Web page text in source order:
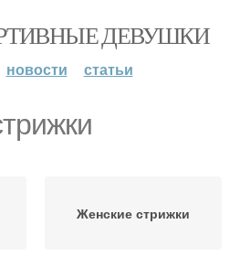
ДЕВУШКИ
новости статьи
Женские стрижки